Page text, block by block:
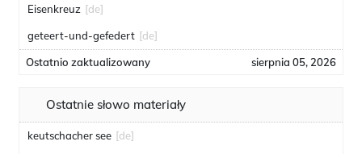
Eisenkreuz [de]
geteert-und-gefedert [de]
Ostatnio zaktualizowany sierpnia 05, 2026
Ostatnie słowo materiały
keutschacher see [de]